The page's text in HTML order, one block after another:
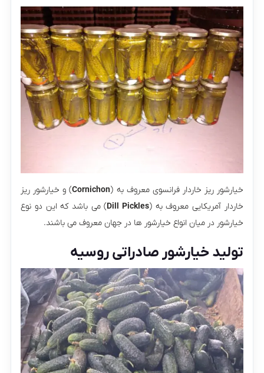
خیارشور ریز خاردار فرانسوی معروف به (Cornichon) و خیارشور ریز
خاردار آمریکایی معروف به (Dill Pickles) می باشد که این دو نوع
خیارشور در میان انواع خیارشور ها در جهان معروف می باشند.
تولید خیارشور صادراتی روسیه